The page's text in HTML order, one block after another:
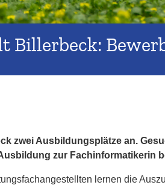
Billerbeck:
zwei Ausbildungsplätze an.
zur
lernen die